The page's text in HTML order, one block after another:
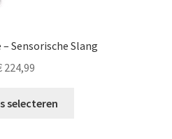
– Sensorische Slang
224,99
selecteren